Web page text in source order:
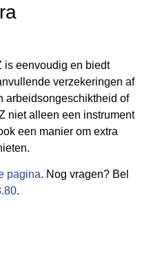
is eenvoudig en biedt
verzekeringen af
arbeidsongeschiktheid of
niet alleen een instrument
een manier om extra
pagina. Nog vragen? Bel
.